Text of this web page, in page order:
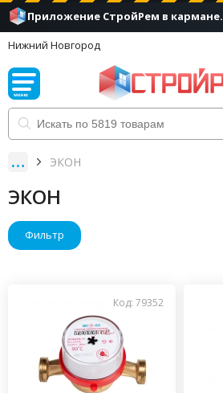
Приложение СтройРем в кармане.
Нижний Новгород
ЭКОН
ЭКОН
Фильтр
Код: 79352